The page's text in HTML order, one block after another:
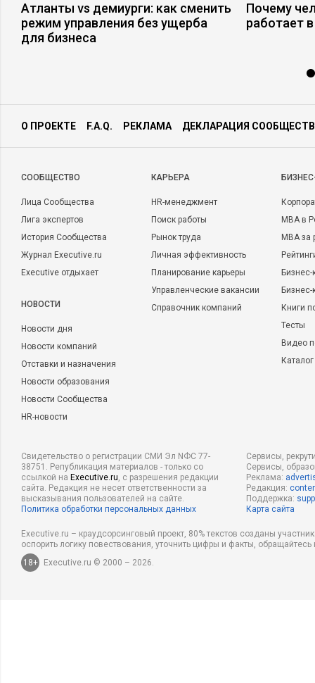
Атланты vs демиурги: как сменить
режим управления без ущерба
для бизнеса
Почему
работает
О ПРОЕКТЕ F.A.Q. РЕКЛАМА ДЕКЛАРАЦИЯ
CООБЩЕСТВО
Лица Сообщества
Лига экспертов
История Сообщества
Журнал Executive.ru
Executive отдыхает
НОВОСТИ
Новости дня
Новости компаний
Отставки и назначения
Новости образования
Новости Сообщества
HR-новости
КАРЬЕРА
HR-менеджмент
Поиск работы
Рынок труда
Личная эффективность
Планирование карьеры
Управленческие вакансии
Справочник компаний
MBA в
MBA
Бизнес-
Книги
Тесты
Видео
Свидетельство о регистрации СМИ Эл NФС 77-
38751. Републикация материалов - только со
ссылкой на Executive.ru, с разрешения редакции
сайта. Редакция не несет ответственности за
высказывания пользователей на сайте.
Политика обработки персональных данных
Сервисы,
Сервисы,
Реклама:
Редакция:
Поддержка:
Карта сайта
Executive.ru – краудсорсинговый проект, 80% текстов созданы
оспорить логику повествования, уточнить цифры и факты,
18+
Executive.ru © 2000 – 2026.